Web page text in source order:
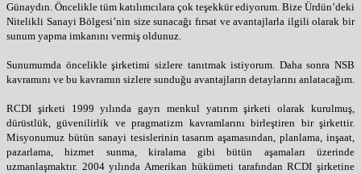
Günaydın. Öncelikle tüm katılımcılara çok teşekkür ediyorum. Bize Ürdün’deki
Nitelikli Sanayi Bölgesi’nin size sunacağı fırsat ve avantajlarla ilgili olarak bir
sunum yapma imkanını vermiş oldunuz.
Sunumumda öncelikle şirketimi sizlere tanıtmak istiyorum. Daha sonra NSB
kavramını ve bu kavramın sizlere sunduğu avantajların detaylarını anlatacağım.
RCDI şirketi 1999 yılında gayrı menkul yatırım şirketi olarak kurulmuş,
dürüstlük, güvenilirlik ve pragmatizm kavramlarını birleştiren bir şirkettir.
Misyonumuz bütün sanayi tesislerinin tasarım aşamasından, planlama, inşaat,
pazarlama, hizmet sunma, kiralama gibi bütün aşamaları üzerinde
uzmanlaşmaktır. 2004 yılında Amerikan hükümeti tarafından RCDI şirketine